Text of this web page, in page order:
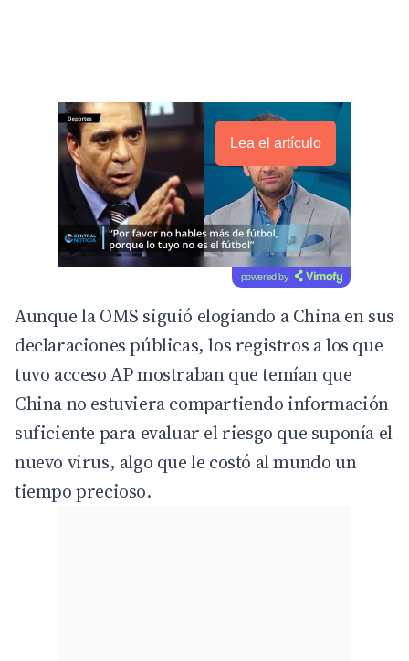
Lea el artículo
powered by
Aunque la OMS siguió elogiando a China en sus
declaraciones públicas, los registros a los que
tuvo acceso AP mostraban que temían que
China no estuviera compartiendo información
suficiente para evaluar el riesgo que suponía el
nuevo virus, algo que le costó al mundo un
tiempo precioso.